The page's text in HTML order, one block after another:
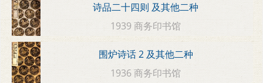
诗品二十四则 及其他二种
1939 商务印书馆
围炉诗话 2 及其他二种
1936 商务印书馆